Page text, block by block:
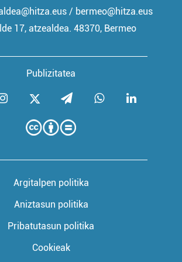
ditu. Zure esperientzia eta
hau onartuz gero, teknologia hori
Publizitatea
/ bermeo@hitza.eus
17, atzealdea. 48370, Bermeo
Argitalpen politika
Aniztasun politika
Pribatutasun politika
Cookieak